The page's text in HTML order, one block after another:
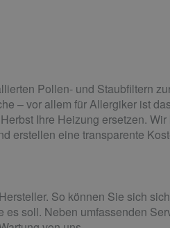
Pollen- und Staubfiltern
– vor allem für Allergiker ist
Ihre Heizung ersetzen.
erstellen eine transparente
So können Sie sich
soll. Neben umfassenden